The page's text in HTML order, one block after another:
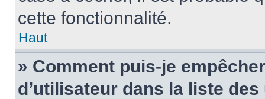
cette fonctionnalité.
Haut
» Comment puis-je
d’utilisateur dans la liste